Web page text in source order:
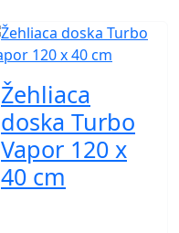
Žehliaca
doska Turbo
Vapor 120 x
40 cm